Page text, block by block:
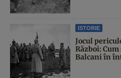
ISTORIE
Jocul
Război:
Balcani în